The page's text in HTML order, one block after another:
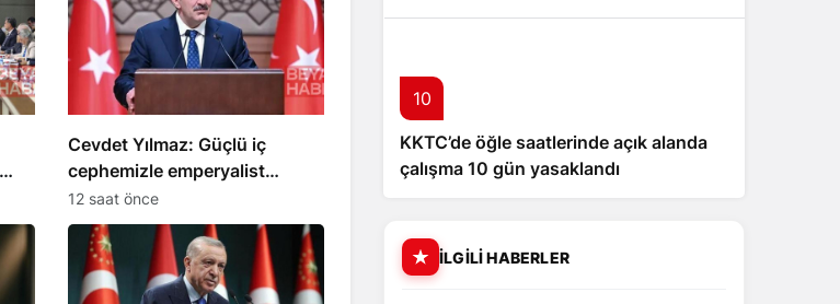
Cevdet Yılmaz: Güçlü iç
cephemizle emperyalist
tuzakları boşa çıkaracağız
12 saat önce
değerlendirdi
10
KKTC’de öğle saatlerinde açık alanda
çalışma 10 gün yasaklandı
İLGILI HABERLER